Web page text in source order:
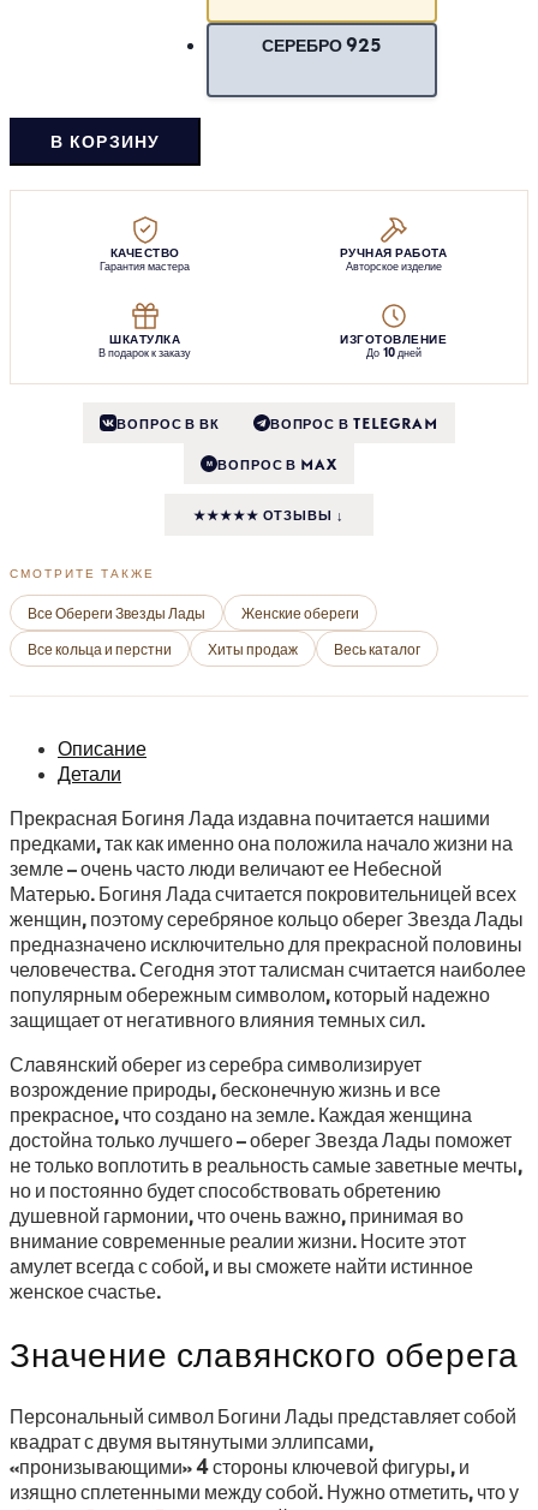
СЕРЕБРО 925
В КОРЗИНУ
КАЧЕСТВО
Гарантия мастера
РУЧНАЯ РАБОТА
Авторское изделие
ШКАТУЛКА
В подарок к заказу
ИЗГОТОВЛЕНИЕ
До 10 дней
ВОПРОС В ВК ВОПРОС В TELEGRAM
M ВОПРОС В MAX
★★★★★ ОТЗЫВЫ ↓
СМОТРИТЕ ТАКЖЕ
Все Обереги Звезды Лады
Женские обереги
Все кольца и перстни
Хиты продаж Весь каталог
Описание
Детали
Прекрасная Богиня Лада издавна почитается нашими
предками, так как именно она положила начало жизни на
земле – очень часто люди величают ее Небесной
Матерью. Богиня Лада считается покровительницей всех
женщин, поэтому серебряное кольцо оберег Звезда Лады
предназначено исключительно для прекрасной половины
человечества. Сегодня этот талисман считается наиболее
популярным обережным символом, который надежно
защищает от негативного влияния темных сил.
Славянский оберег из серебра символизирует
возрождение природы, бесконечную жизнь и все
прекрасное, что создано на земле. Каждая женщина
достойна только лучшего – оберег Звезда Лады поможет
не только воплотить в реальность самые заветные мечты,
но и постоянно будет способствовать обретению
душевной гармонии, что очень важно, принимая во
внимание современные реалии жизни. Носите этот
амулет всегда с собой, и вы сможете найти истинное
женское счастье.
Значение славянского оберега
Персональный символ Богини Лады представляет собой
квадрат с двумя вытянутыми эллипсами,
«пронизывающими» 4 стороны ключевой фигуры, и
изящно сплетенными между собой. Нужно отметить, что у